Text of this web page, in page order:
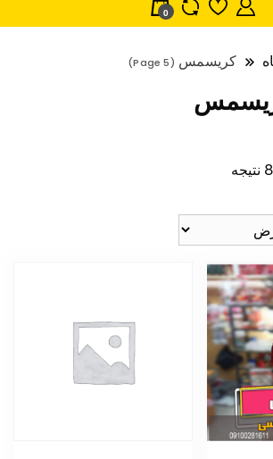
0
کریسمس (Page 5)